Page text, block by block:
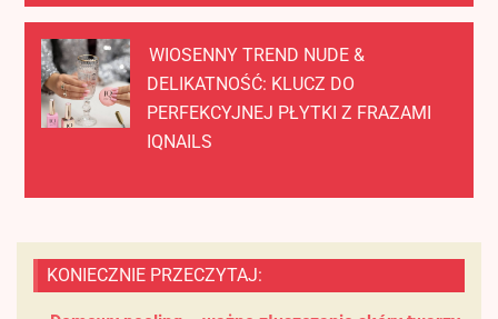
WIOSENNY TREND NUDE &
DELIKATNOŚĆ: KLUCZ DO
PERFEKCYJNEJ PŁYTKI Z FRAZAMI
IQNAILS
KONIECZNIE PRZECZYTAJ: